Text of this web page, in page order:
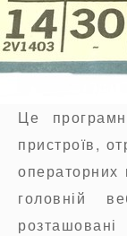
Це
пристроїв,
операторних
головній